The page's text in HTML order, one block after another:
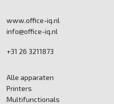
www.office-iq.nl
info@office-iq.nl
+31 26 3211873
Alle apparaten
Printers
Multifunctionals